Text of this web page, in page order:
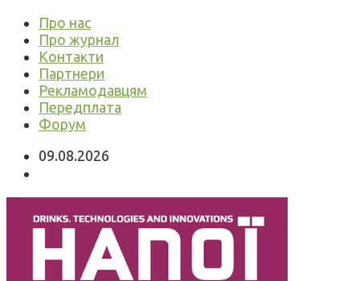
Про нас
Про журнал
Контакти
Партнери
Рекламодавцям
Передплата
Форум
09.08.2026